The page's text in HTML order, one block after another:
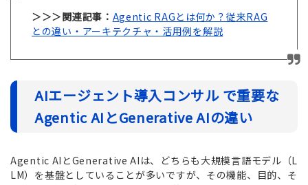
＞＞＞関連記事： Agentic RAGとは何か？従来RAG
との違い・アーキテクチャ・活用例を解説
AIエージェント導入コンサル で重要な
Agentic AIとGenerative AIの違い
Agentic AIとGenerative AIは、どちらも大規模言語モデル（L
LM）を基盤としていることが多いですが、その機能、目的、そ